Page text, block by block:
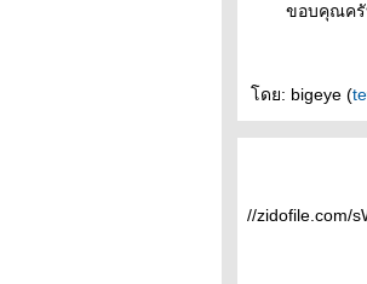
ขอบคุณค
ดย: bigeye (
//zidofile.com/